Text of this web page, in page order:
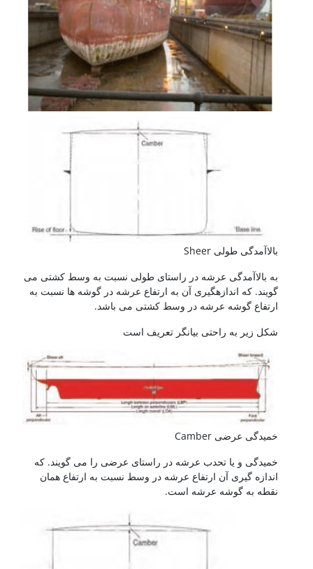
بالاآمدگی طولی Sheer
به بالاآمدگی عرشه در راستای طولی نسبت به وسط کشتی می
گویند. که اندازهگیری آن به ارتفاع عرشه در گوشه ها نسبت به
ارتفاع گوشه عرشه در وسط کشتی می باشد.
شکل زیر به راحتی بیانگر تعریف است
خمیدگی عرضی Camber
خمیدگی و یا تحدب عرشه در راستای عرضی را می گویند. که
اندازه گیری آن ارتفاع عرشه در وسط نسبت به ارتفاع همان
نقطه به گوشه عرشه است.